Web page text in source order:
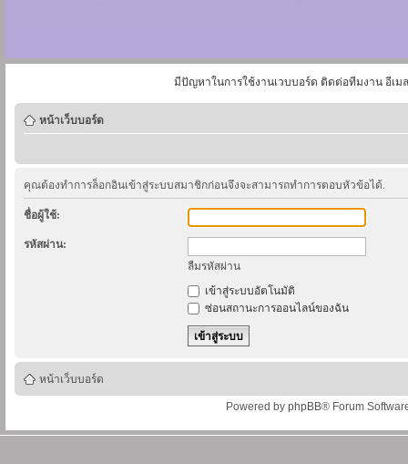
มีปัญหาในการใช้งานเวบบอร์ด ติดต่อทีมงาน อีเม
หน้าเว็บบอร์ด
คุณต้องทำการล็อกอินเข้าสู่ระบบสมาชิกก่อนจึงจะสามารถทำการตอบหัวข้อได้.
ชื่อผู้ใช้:
รหัสผ่าน:
ลืมรหัสผ่าน
เข้าสู่ระบบอัตโนมัติ
ซ่อนสถานะการออนไลน์ของฉัน
หน้าเว็บบอร์ด
Powered by phpBB® Forum